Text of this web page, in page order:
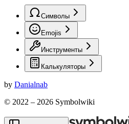
Символы
Emojis
Инструменты
Калькуляторы
by Danialnab
© 2022 – 2026 Symbolwiki